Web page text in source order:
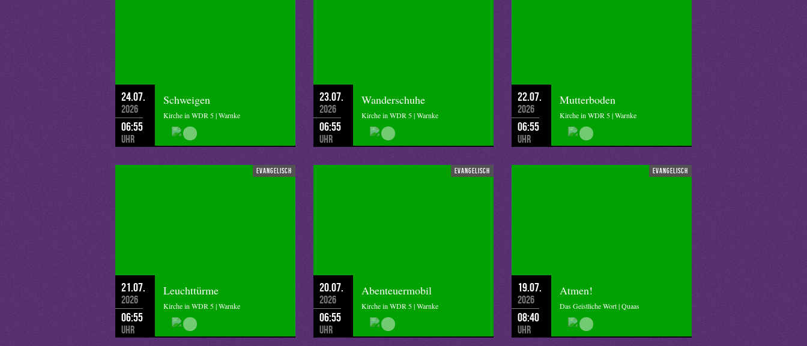
24.07.
2026
06:55
Uhr
Schweigen
Kirche in WDR 5 | Warnke
23.07.
2026
06:55
Uhr
Wanderschuhe
Kirche in WDR 5 | Warnke
22.07.
2026
06:55
Uhr
Mutterboden
Kirche in WDR 5 | Warnke
evangelisch
21.07.
2026
06:55
Uhr
Leuchttürme
Kirche in WDR 5 | Warnke
evangelisch
20.07.
2026
06:55
Uhr
Abenteuermobil
Kirche in WDR 5 | Warnke
evangelisch
19.07.
2026
08:40
Uhr
Atmen!
Das Geistliche Wort | Quaas